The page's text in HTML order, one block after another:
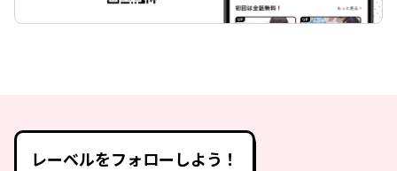
レーベルをフォローしよう！